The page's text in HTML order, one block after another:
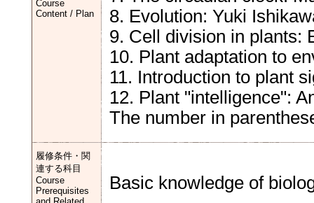
Course
Content / Plan
8. Evolution: Yuki
9. Cell division in plants:
10. Plant adaptation to
11. Introduction to plant
12. Plant "intelligence":
The number in
履修条件・関
連する科目
Course
Prerequisites
Basic knowledge of